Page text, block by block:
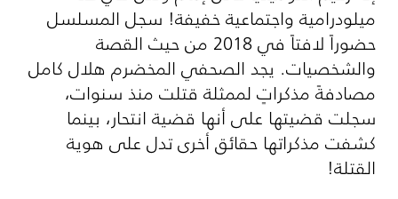
ميلودرامية واجتماعية خفيفة! سجل المسلسل
حضوراً لافتاً في 2018 من حيث القصة
والشخصيات. يجد الصحفي المخضرم هلال كامل
مصادفةً مذكراتٍ لممثلة قتلت منذ سنوات،
سجلت قضيتها على أنها قضية انتحار، بينما
كشفت مذكراتها حقائق أخرى تدل على هوية
القتلة!